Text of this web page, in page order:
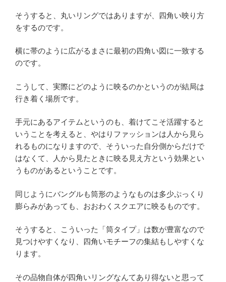
そうすると、丸いリングではありますが、四角い映り方
をするのです。
横に帯のように広がるまさに最初の四角い図に一致する
のです。
こうして、実際にどのように映るのかというのが結局は
行き着く場所です。
手元にあるアイテムというのも、着けてこそ活躍すると
いうことを考えると、やはりファッションは人から見ら
れるものになりますので、そういった自分側からだけで
はなくて、人から見たときに映る見え方という効果とい
うものがあるということです。
同じようにバングルも筒形のようなものは多少ぷっくり
膨らみがあっても、おおわくスクエアに映るものです。
そうすると、こういった「筒タイプ」は数が豊富なので
見つけやすくなり、四角いモチーフの集結もしやすくな
ります。
その品物自体が四角いリングなんてあり得ないと思って